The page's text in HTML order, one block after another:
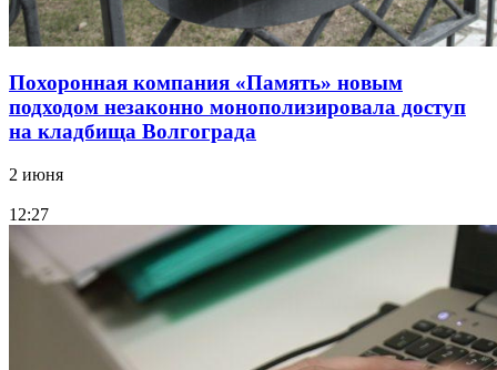
Похоронная компания «Память» новым
подходом незаконно монополизировала доступ
на кладбища Волгограда
2 июня
12:27